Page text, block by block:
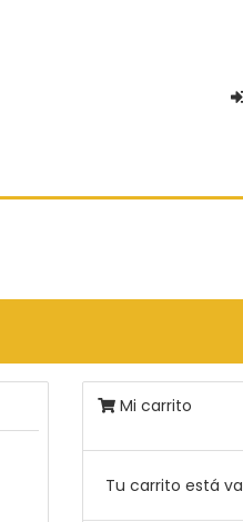
Mi carrito
Tu carrito está